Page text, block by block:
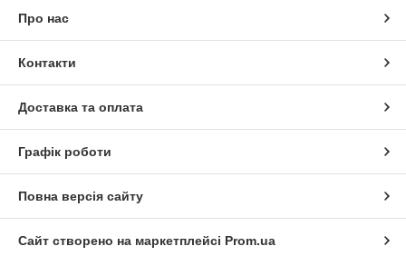
Про нас
Контакти
Доставка та оплата
Графік роботи
Повна версія сайту
Сайт створено на маркетплейсі Prom.ua